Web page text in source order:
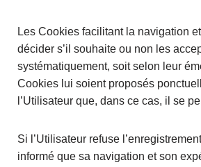
Les Cookies facilitant la navigation
décider s’il souhaite ou non les
systématiquement, soit selon leur
Cookies lui soient proposés
l’Utilisateur que, dans ce cas, il se
Si l’Utilisateur refuse
informé que sa navigation et son